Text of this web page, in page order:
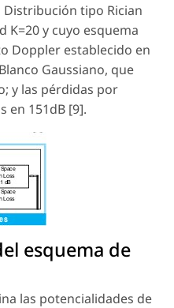
tipo Rician
K=20 y cuyo esquema
Doppler establecido en
Gaussiano, que
y las pérdidas por
en 151dB [9].
esquema de
las potencialidades de